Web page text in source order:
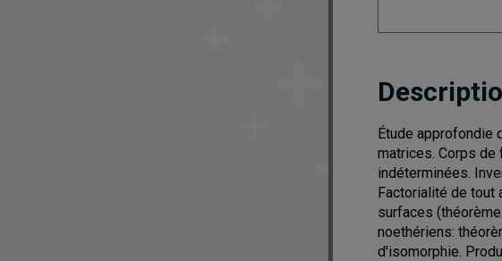
Étude approfondie
matrices. Corps de
indéterminées.
Factorialité de tout
surfaces
noethériens:
d'isomorphie.